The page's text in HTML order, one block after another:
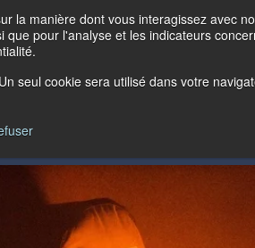
la manière dont vous interagissez avec
pour l'analyse et les indicateurs
seul cookie sera utilisé dans votre
Search Login
À PROPOS DE LION
of the Lion Group.